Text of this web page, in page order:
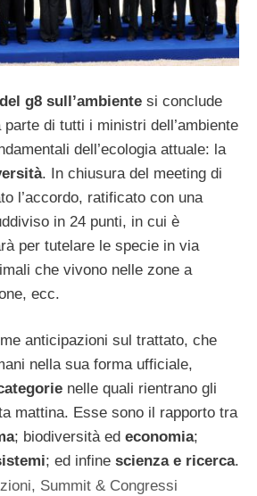
g8 sull’ambiente si conclude
di tutti i ministri dell’ambiente
dell’ecologia attuale: la
. In chiusura del meeting di
l’accordo, ratificato con una
in 24 punti, in cui è
per tutelare le specie in via
che vivono nelle zone a
ecc.
anticipazioni sul trattato, che
nella sua forma ufficiale,
nelle quali rientrano gli
mattina. Esse sono il rapporto tra
; biodiversità ed economia;
; ed infine scienza e ricerca.
, Summit & Congressi